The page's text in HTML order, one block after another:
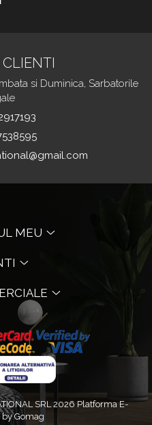
si Duminica, Sarbatorile
MEU
SRL 2026 Platforma E-
Gomag